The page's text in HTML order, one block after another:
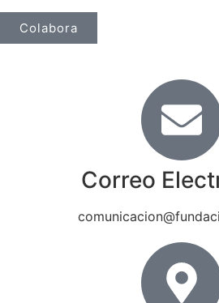
Colabora
Correo